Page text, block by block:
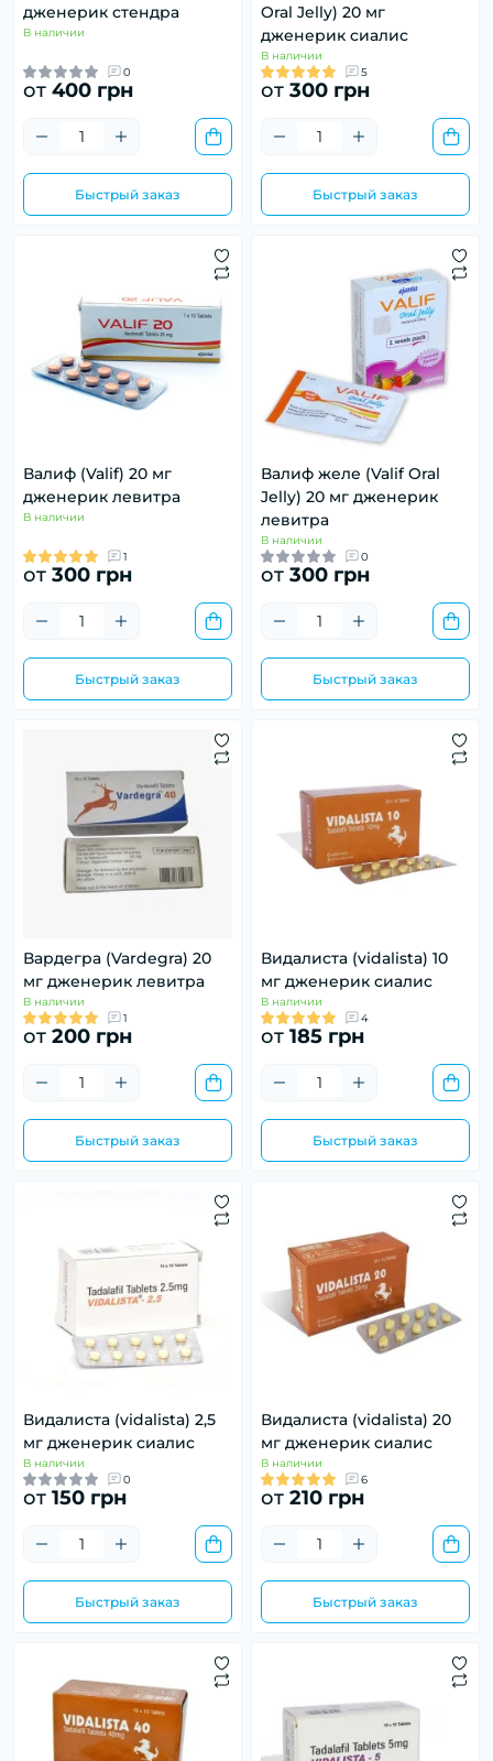
дженерик стендра
В наличии
0
от 400 грн
Быстрый заказ
Oral Jelly) 20 мг
дженерик сиалис
В наличии
5
от 300 грн
Быстрый заказ
Валиф (Valif) 20 мг
дженерик левитра
В наличии
1
от 300 грн
Быстрый заказ
Валиф желе (Valif Oral
Jelly) 20 мг дженерик
левитра
В наличии
0
от 300 грн
Быстрый заказ
Вардегра (Vardegra) 20
мг дженерик левитра
В наличии
1
от 200 грн
Быстрый заказ
Видалиста (vidalista) 10
мг дженерик сиалис
В наличии
4
от 185 грн
Быстрый заказ
Видалиста (vidalista) 2,5
мг дженерик сиалис
В наличии
0
от 150 грн
Быстрый заказ
Видалиста (vidalista) 20
мг дженерик сиалис
В наличии
6
от 210 грн
Быстрый заказ